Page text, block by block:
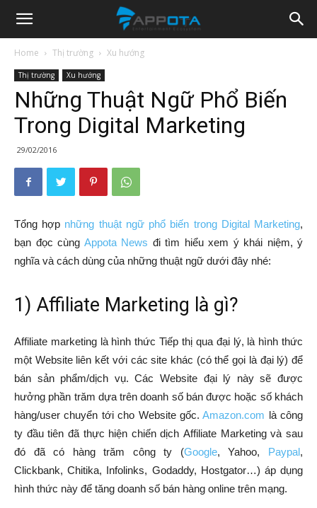
Appota
News
Home Thị trường Xu hướng
Thị trường Xu hướng
Những Thuật Ngữ Phổ Biến
Trong Digital Marketing
29/02/2016
Tổng hợp những thuật ngữ phổ biến trong Digital Marketing,
bạn đọc cùng Appota News đi tìm hiểu xem ý khái niệm, ý
nghĩa và cách dùng của những thuật ngữ dưới đây nhé:
1) Affiliate Marketing là gì?
Affiliate marketing là hình thức Tiếp thị qua đại lý, là hình thức
một Website liên kết với các site khác (có thể gọi là đại lý) để
bán sản phẩm/dịch vụ. Các Website đại lý này sẽ được
hưởng phần trăm dựa trên doanh số bán được hoặc số khách
hàng/user chuyển tới cho Website gốc.Amazon.com là công
ty đầu tiên đã thực hiện chiến dịch Affiliate Marketing và sau
đó đã có hàng trăm công ty (Google, Yahoo, Paypal,
Clickbank, Chitika, Infolinks, Godaddy, Hostgator…) áp dụng
hình thức này để tăng doanh số bán hàng online trên mạng.